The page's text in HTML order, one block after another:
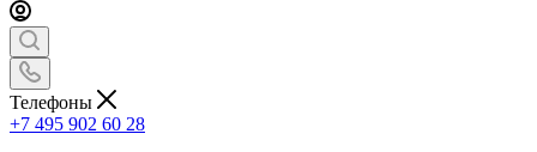
Телефоны
+7 495 902 60 28